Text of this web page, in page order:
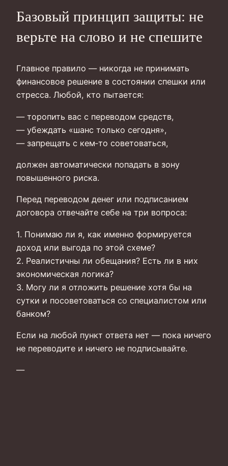
Базовый принцип защиты: не
верьте на слово и не спешите
Главное правило — никогда не принимать
финансовое решение в состоянии спешки или
стресса. Любой, кто пытается:
— торопить вас с переводом средств,
— убеждать «шанс только сегодня»,
— запрещать с кем‑то советоваться,
должен автоматически попадать в зону
повышенного риска.
Перед переводом денег или подписанием
договора отвечайте себе на три вопроса:
1. Понимаю ли я, как именно формируется
доход или выгода по этой схеме?
2. Реалистичны ли обещания? Есть ли в них
экономическая логика?
3. Могу ли я отложить решение хотя бы на
сутки и посоветоваться со специалистом или
банком?
Если на любой пункт ответа нет — пока ничего
не переводите и ничего не подписывайте.
—